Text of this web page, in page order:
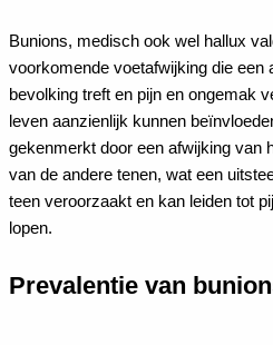
Bunions, medisch ook wel hallux
voorkomende voetafwijking die een
bevolking treft en pijn en ongemak
leven aanzienlijk kunnen
gekenmerkt door een afwijking van
van de andere tenen, wat een
teen veroorzaakt en kan leiden tot
lopen.
Prevalentie van